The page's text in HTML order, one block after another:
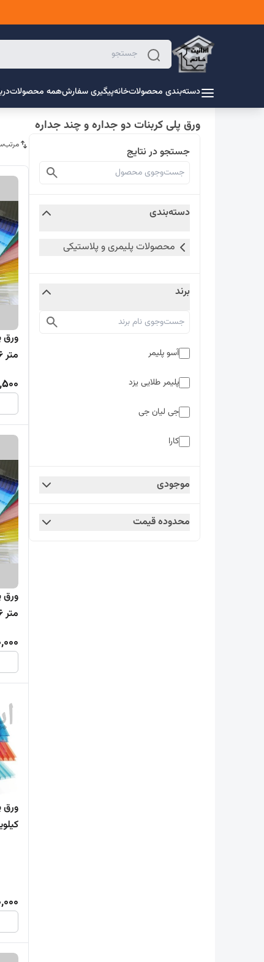
دسته‌بندی محصولاتخانهپیگیری سفارشهمه محصولات
ورق پلی کربنات دو جداره و چند جداره
جستجو در نتایج
دسته‌بندی
محصولات پلیمری و پلاستیکی
برند
آسو پلیمر
پلیمر طلایی یزد
جی لیان جی
کارا
موجودی
محدوده قیمت
متر 6 میل پلاتینیوم ( 1 تا 20 ورق )
متر 6 پلیمر کاوه ( 1 تا 20 ورق )
کیلویی